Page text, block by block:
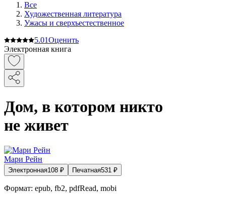
Все
Художественная литература
Ужасы и сверхъестественное
5.01Оценить
Электронная книга
Дом, в котором никто
не живет
Мари Рейн
Электронная108 ₽ Печатная531 ₽
Формат: epub, fb2, pdfRead, mobi